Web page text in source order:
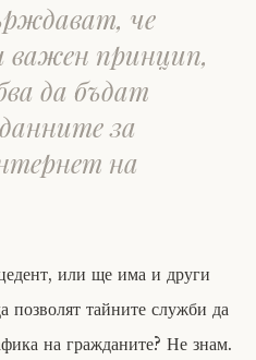
че
важен принцип,
да бъдат
за
на
или ще има и други
тайните служби да
на гражданите? Не знам.